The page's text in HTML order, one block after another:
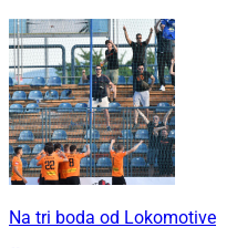
Na tri boda od Lokomotive